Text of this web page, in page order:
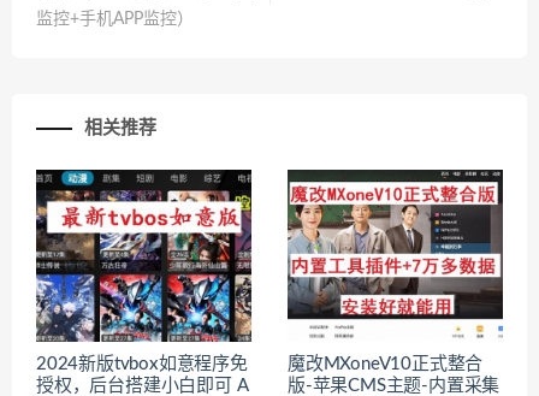
监控+手机APP监控）
相关推荐
2024新版tvbox如意程序免
授权，后台搭建小白即可 A
魔改MXoneV10正式整合
版-苹果CMS主题-内置采集